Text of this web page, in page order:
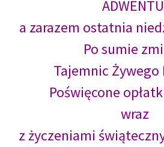
a zarazem ostatnia
Po sumie
Tajemnic Żywego
Poświęcone
wraz
z życzeniami